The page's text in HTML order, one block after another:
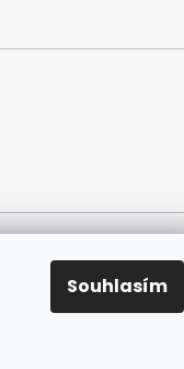
Souhlasím